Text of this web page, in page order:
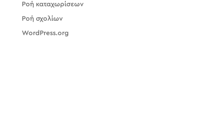
Ροή καταχωρίσεων
Ροή σχολίων
WordPress.org